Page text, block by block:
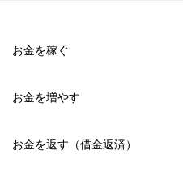
お金を稼ぐ
お金を増やす
お金を返す（借金返済）